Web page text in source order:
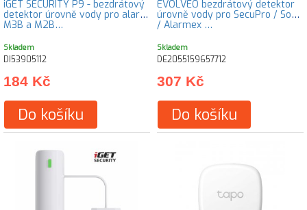
iGET SECURITY P9 - bezdrátový
detektor úrovně vody pro alarm
M3B a M2B…
Skladem
DI53905112
184 Kč
Do košíku
EVOLVEO bezdrátový detektor
úrovně vody pro SecuPro / Sonix
/ Alarmex …
Skladem
DE2055159657712
307 Kč
Do košíku